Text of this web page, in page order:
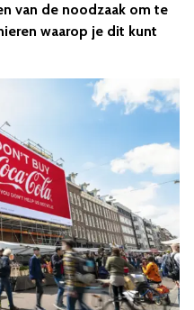
van de noodzaak om te
waarop je dit kunt